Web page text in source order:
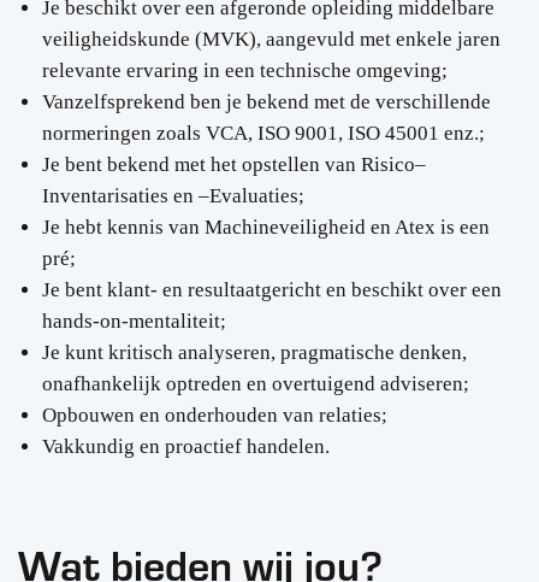
Je beschikt over een afgeronde opleiding middelbare
veiligheidskunde (MVK), aangevuld met enkele jaren
relevante ervaring in een technische omgeving;
Vanzelfsprekend ben je bekend met de verschillende
normeringen zoals VCA, ISO 9001, ISO 45001 enz.;
Je bent bekend met het opstellen van Risico–
Inventarisaties en –Evaluaties;
Je hebt kennis van Machineveiligheid en Atex is een
pré;
Je bent klant- en resultaatgericht en beschikt over een
hands-on-mentaliteit;
Je kunt kritisch analyseren, pragmatische denken,
onafhankelijk optreden en overtuigend adviseren;
Opbouwen en onderhouden van relaties;
Vakkundig en proactief handelen.
Wat bieden wij jou?